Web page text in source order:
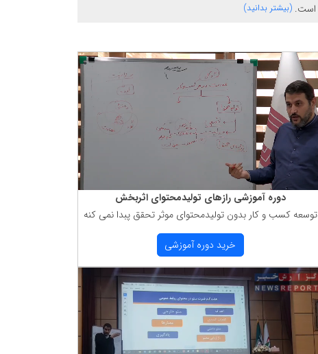
است. (بیشتر بدانید)
دوره آموزشی رازهای تولیدمحتوای اثربخش
توسعه كسب و كار بدون تولیدمحتوای موثر تحقق پبدا نمی كنه
خرید دوره آموزشی